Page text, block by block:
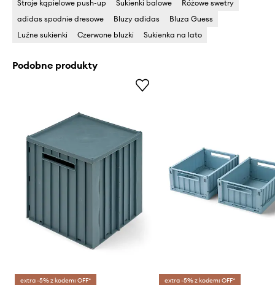
Stroje kąpielowe push-up Sukienki balowe
Różowe swetry
adidas spodnie dresowe
Bluzy adidas
Bluza Guess
Luźne sukienki
Czerwone bluzki Sukienka na lato
Podobne produkty
extra -5% z kodem: OFF* extra -5% z kodem: OFF*